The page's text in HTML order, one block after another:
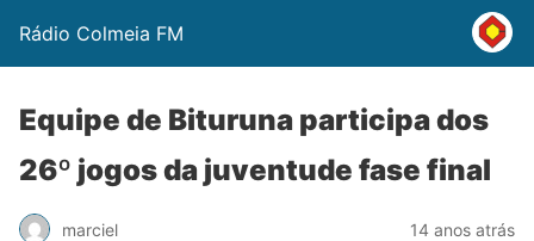
Rádio Colmeia FM
Equipe de Bituruna participa dos
26º jogos da juventude fase final
marciel 14 anos atrás